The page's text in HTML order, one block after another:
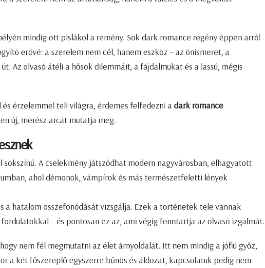
mindig ott pislákol a remény. Sok dark romance regény éppen arról
erővé: a szerelem nem cél, hanem eszköz – az önismeret, a
Az olvasó átéli a hősök dilemmáit, a fájdalmukat és a lassú, mégis
érzelemmel teli világra, érdemes felfedezni adark romance
új, merész arcát mutatja meg.
A cselekmény játszódhat modern nagyvárosban, elhagyatott
ahol démonok, vámpírok és más természetfeletti lények
a hatalom összefonódását vizsgálja. Ezek a történetek tele vannak
– és pontosan ez az, ami végig fenntartja az olvasó izgalmát.
nem fél megmutatni az élet árnyoldalát. Itt nem mindig a jófiú győz,
a két főszereplő egyszerre bűnös és áldozat, kapcsolatuk pedig nem